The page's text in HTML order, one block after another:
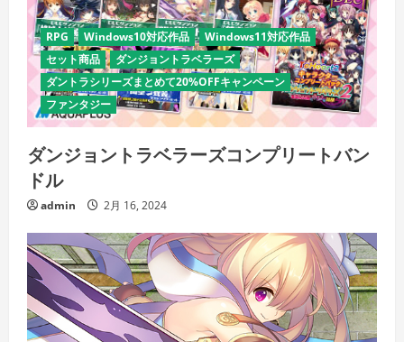
RPG Windows10対応作品
Windows11対応作品
セット商品
ダンジョントラベラーズ
ダントラシリーズまとめて20%OFFキャンペーン
ファンタジー
ダンジョントラベラーズコンプリートバン
ドル
admin 2月 16, 2024